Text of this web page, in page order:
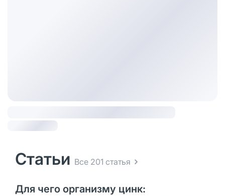
Статьи Все 201 статья
Для чего организму цинк: